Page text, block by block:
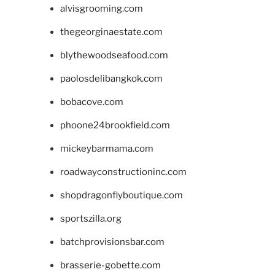
alvisgrooming.com
thegeorginaestate.com
blythewoodseafood.com
paolosdelibangkok.com
bobacove.com
phoone24brookfield.com
mickeybarmama.com
roadwayconstructioninc.com
shopdragonflyboutique.com
sportszilla.org
batchprovisionsbar.com
brasserie-gobette.com